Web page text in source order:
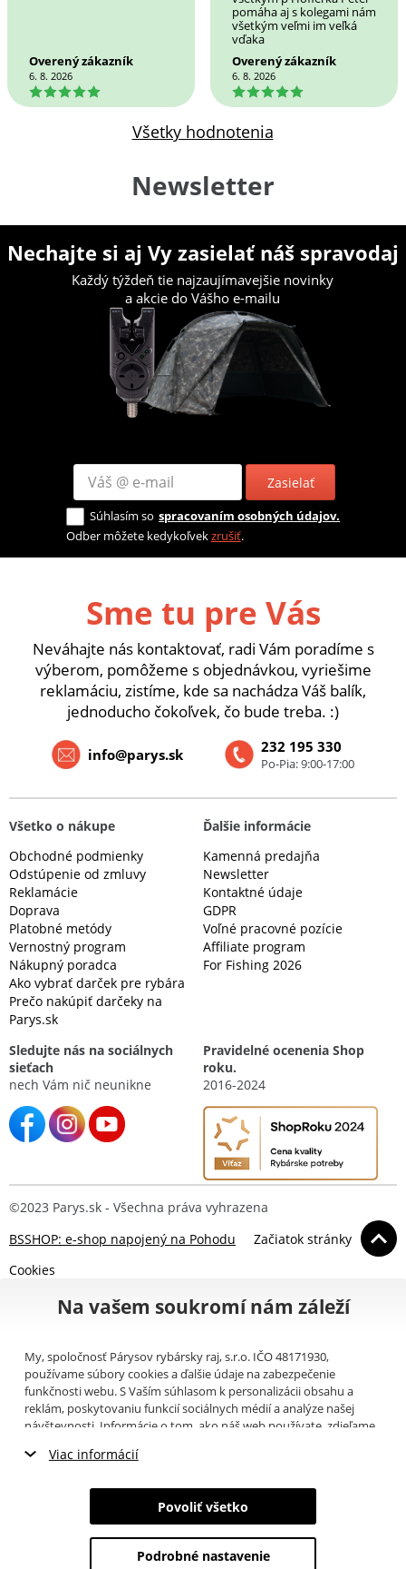
Overený zákazník
6. 8. 2026
5
pomáha aj s kolegami nám
všetkým veľmi im veľká
vďaka
Overený zákazník
6. 8. 2026
5
Všetky hodnotenia
Newsletter
Nechajte si aj Vy zasielať náš spravodaj
Každý týždeň tie najzaujímavejšie novinky
a akcie do Vášho e-mailu
Zasielať
Súhlasím so spracovaním osobných údajov.
Odber môžete kedykoľvekzrušiť.
Sme tu pre Vás
Neváhajte nás kontaktovať, radi Vám poradíme s
výberom, pomôžeme s objednávkou, vyriešime
reklamáciu, zistíme, kde sa nachádza Váš balík,
jednoducho čokoľvek, čo bude treba. :)
232 195 330
Po-Pia: 9:00-17:00
info@parys.sk
Všetko o nákupe
Obchodné podmienky
Odstúpenie od zmluvy
Reklamácie
Doprava
Platobné metódy
Vernostný program
Nákupný poradca
Ako vybrať darček pre rybára
Prečo nakúpiť darčeky na
Parys.sk
Ďalšie informácie
Kamenná predajňa
Newsletter
Kontaktné údaje
GDPR
Voľné pracovné pozície
Affiliate program
For Fishing 2026
Sledujte nás na sociálnych
sieťach
nech Vám nič neunikne
Pravidelné ocenenia Shop
roku.
2016-2024
©2023 Parys.sk - Všechna práva vyhrazena
BSSHOP: e-shop napojený na Pohodu
Začiatok stránky
Cookies
Na vašem soukromí nám záleží
My, spoločnosť Párysov rybársky raj, s.r.o. IČO 48171930,
používame súbory cookies a ďalšie údaje na zabezpečenie
funkčnosti webu. S Vaším súhlasom k personalizácii obsahu a
reklám, poskytovaniu funkcií sociálnych médií a analýze našej
návštevnosti. Informácie o tom, ako náš web používate, zdieľame
(napríklad Google).Tu
informáciami, ktoré ste im poskytli alebo ktoré získali v dôsledku
toho, že používate ich služby. Tieto údaje zahŕňajú cookies, dáta z
ďalších úložísk, IP adresu a ďalšie informácie spojené s prezeraním
Viac informácií
Nevyhnutné cookies
Marketingové cookies
Povoliť všetko
Podrobné nastavenie